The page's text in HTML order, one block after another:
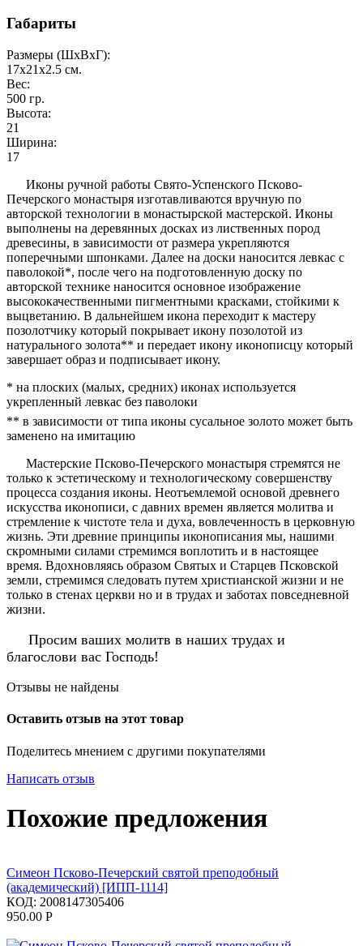
Габариты
Размеры (ШxВxГ):
17x21x2.5 см.
Вес:
500 гр.
Высота:
21
Ширина:
17
Иконы ручной работы Свято-Успенского Псково-
Печерского монастыря изготавливаются вручную по
авторской технологии в монастырской мастерской. Иконы
выполнены на деревянных досках из лиственных пород
древесины, в зависимости от размера укрепляются
поперечными шпонками. Далее на доски наносится левкас с
паволокой*, после чего на подготовленную доску по
авторской технике наносится основное изображение
высококачественными пигментными красками, стойкими к
выцветанию. В дальнейшем икона переходит к мастеру
позолотчику который покрывает икону позолотой из
натурального золота** и передает икону иконописцу который
завершает образ и подписывает икону.
* на плоских (малых, средних) иконах используется
укрепленный левкас без паволоки
** в зависимости от типа иконы сусальное золото может быть
заменено на имитацию
Мастерские Псково-Печерского монастыря стремятся не
только к эстетическому и технологическому совершенству
процесса создания иконы. Неотъемлемой основой древнего
искусства иконописи, с давних времен является молитва и
стремление к чистоте тела и духа, вовлеченность в церковную
жизнь. Эти древние принципы иконописания мы, нашими
скромными силами стремимся воплотить и в настоящее
время. Вдохновляясь образом Святых и Старцев Псковской
земли, стремимся следовать путем христианской жизни и не
только в стенах церкви но и в трудах и заботах повседневной
жизни.
Просим ваших молитв в наших трудах и
благослови вас Господь!
Отзывы не найдены
Оставить отзыв на этот товар
Поделитесь мнением с другими покупателями
Написать отзыв
Похожие предложения
Симеон Псково-Печерский святой преподобный
(академический) [ИПП-1114]
КОД: 2008147305406
950.00 Р